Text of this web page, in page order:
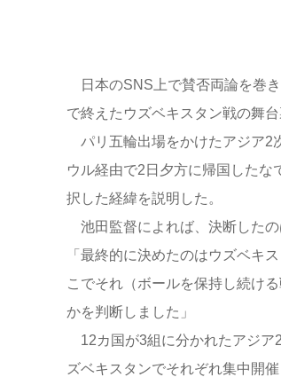
日本のSNS上で賛否両論を巻
で終えたウズベキスタン戦の舞台
パリ五輪出場をかけたアジア2
ウル経由で2日夕方に帰国した
択した経緯を説明した。
池田監督によれば、決断したの
「最終的に決めたのはウズベキ
こでそれ（ボールを保持し続け
かを判断しました」
12カ国が3組に分かれたアジア
ズベキスタンでそれぞれ集中開